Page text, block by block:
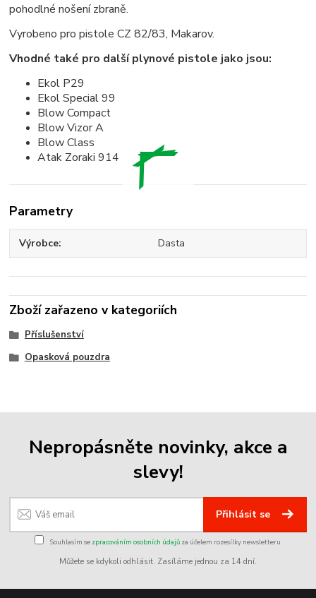
pohodlné nošení zbraně.
Vyrobeno pro pistole CZ 82/83, Makarov.
Vhodné také pro další plynové pistole jako jsou:
Ekol P29
Ekol Special 99
Blow Compact
Blow Vizor A
Blow Class
Atak Zoraki 914
Parametry
Výrobce Dasta
Zboží zařazeno v kategoriích
Příslušenství
Opasková pouzdra
Nepropásněte novinky, akce a
slevy!
Přihlásit se
Souhlasím se zpracováním osobních údajůza účelem rozesílky newsletteru.
Můžete se kdykoli odhlásit. Zasíláme jednou za 14 dní.